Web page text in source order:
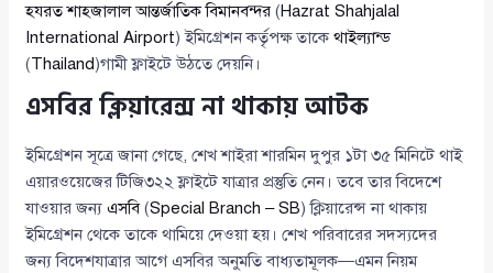
হযরত শাহজালাল আন্তর্জাতিক বিমানবন্দর (Hazrat Shahjalal
International Airport) ইমিগ্রেশন কর্তৃপক্ষ তাকেথাইল্যান্ড
(Thailand)গামী ফ্লাইটে উঠতে দেয়নি।
এসবির ক্লিয়ারেন্স না থাকায় আটক
ইমিগ্রেশন সূত্রে জানা গেছে, শেখ শাইরা শারমিন দুপুর ১টা ৩৫ মিনিটে থাই
এয়ারওয়েজের টিজি৩২২ ফ্লাইটে যাত্রার প্রস্তুতি নেন। তবে তার বিদেশে
যাওয়ার জন্যএসবি(Special Branch – SB) ক্লিয়ারেন্স না থাকায়
ইমিগ্রেশন থেকে তাকে থামিয়ে দেওয়া হয়। শেখ পরিবারের সদস্যদের
জন্য বিদেশযাত্রার আগে এসবির অনুমতি বাধ্যতামূলক—এমন নিয়ম